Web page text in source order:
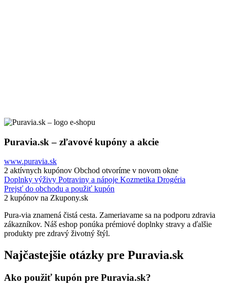
Puravia.sk – zľavové kupóny a akcie
www.puravia.sk
2 aktívnych kupónov Obchod otvoríme v novom okne
Doplnky výživy Potraviny a nápoje Kozmetika Drogéria
Prejsť do obchodu a použiť kupón
2 kupónov na Zkupony.sk
Pura-via znamená čistá cesta. Zameriavame sa na podporu zdravia
zákazníkov. Náš eshop ponúka prémiové doplnky stravy a ďalšie
produkty pre zdravý životný štýl.
Najčastejšie otázky pre Puravia.sk
Ako použiť kupón pre Puravia.sk?